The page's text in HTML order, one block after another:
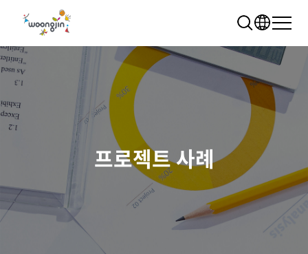
추천 검색어
WDMS
모빌리티 클라우드
프로젝트 사례